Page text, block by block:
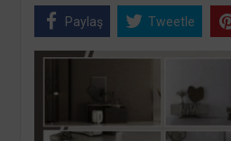
Paylaş Tweetle